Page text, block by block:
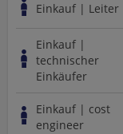
Einkauf | Leiter
Einkauf |
technischer
Einkäufer
Einkauf | cost
engineer